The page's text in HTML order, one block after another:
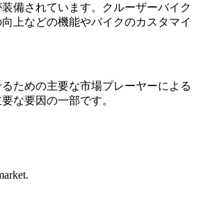
備されています。クルーザーバイク
上などの機能やバイクのカスタマイ
ための主要な市場プレーヤーによる
な要因の一部です。